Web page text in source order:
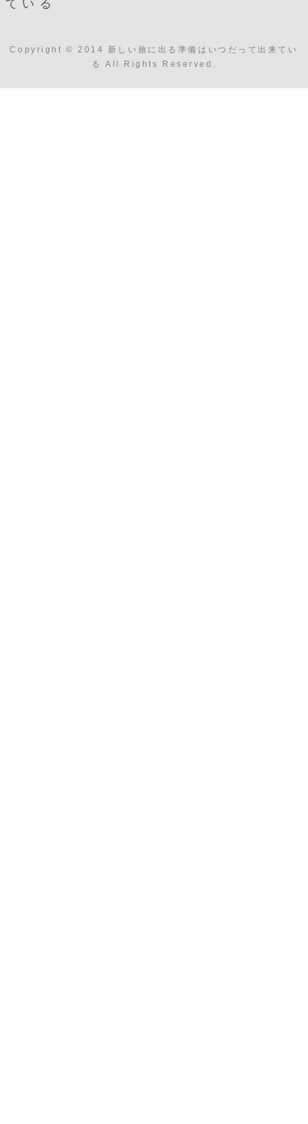
ている
Copyright © 2014 新しい旅に出る準備はいつだって出来てい
る All Rights Reserved.